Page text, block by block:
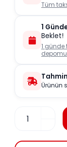
Tüm
1
Beklet!
1 günde
Ürünün